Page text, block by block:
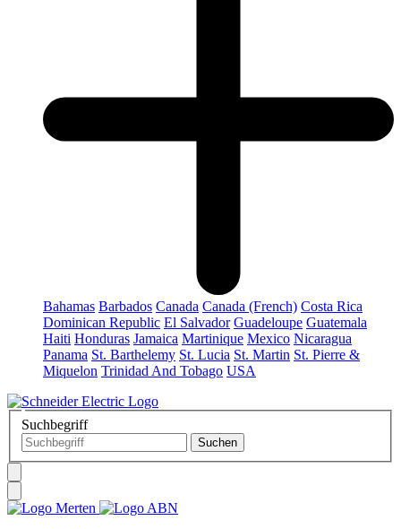
Bahamas Barbados Canada Canada (French) Costa Rica
Dominican Republic El Salvador Guadeloupe Guatemala
Haiti Honduras Jamaica Martinique Mexico Nicaragua
Panama St. Barthelemy St. Lucia St. Martin St. Pierre &
Miquelon Trinidad And Tobago USA
Suchbegriff